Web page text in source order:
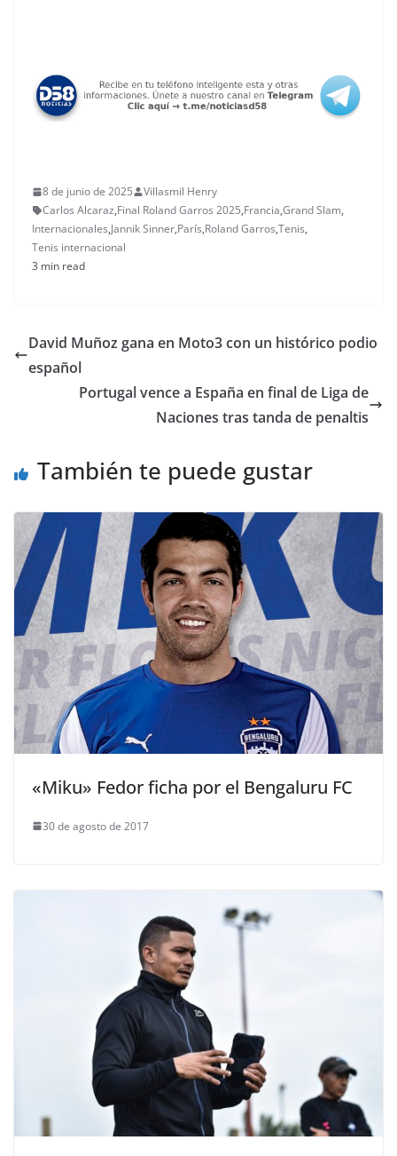
8 de junio de 2025
Villasmil Henry
Carlos Alcaraz,Final Roland Garros 2025,Francia,Grand Slam,
Internacionales,Jannik Sinner,París,Roland Garros,Tenis,
Tenis internacional
3 min read
David Muñoz gana en Moto3 con un histórico podio
español
Portugal vence a España en final de Liga de
Naciones tras tanda de penaltis
También te puede gustar
«Miku» Fedor ficha por el Bengaluru FC
30 de agosto de 2017